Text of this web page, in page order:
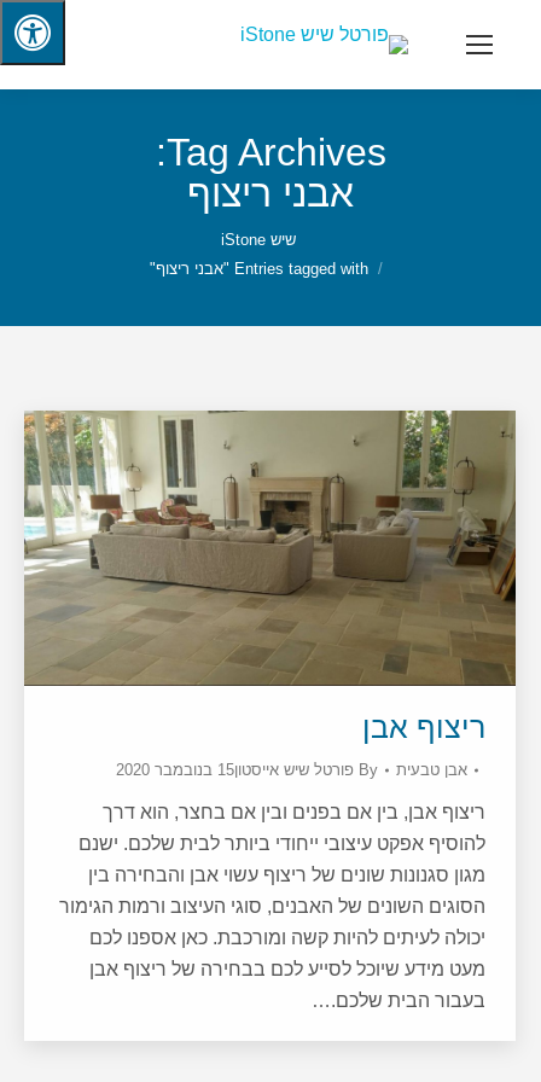
Tag Archives:
אבני ריצוף
שיש iStone
Entries tagged with "אבני ריצוף"
ריצוף אבן
אבן טבעית By פורטל שיש אייסטון15 בנובמבר 2020
ריצוף אבן, בין אם בפנים ובין אם בחצר, הוא דרך
להוסיף אפקט עיצובי ייחודי ביותר לבית שלכם. ישנם
מגון סגנונות שונים של ריצוף עשוי אבן והבחירה בין
הסוגים השונים של האבנים, סוגי העיצוב ורמות הגימור
יכולה לעיתים להיות קשה ומורכבת. כאן אספנו לכם
מעט מידע שיוכל לסייע לכם בבחירה של ריצוף אבן
בעבור הבית שלכם.…